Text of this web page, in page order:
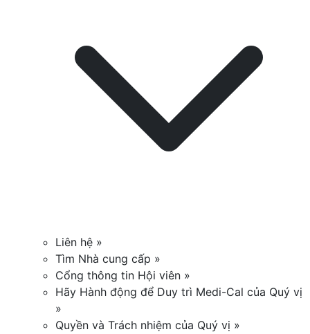
Liên hệ »
Tìm Nhà cung cấp »
Cổng thông tin Hội viên »
Hãy Hành động để Duy trì Medi-Cal của Quý vị
»
Quyền và Trách nhiệm của Quý vị »